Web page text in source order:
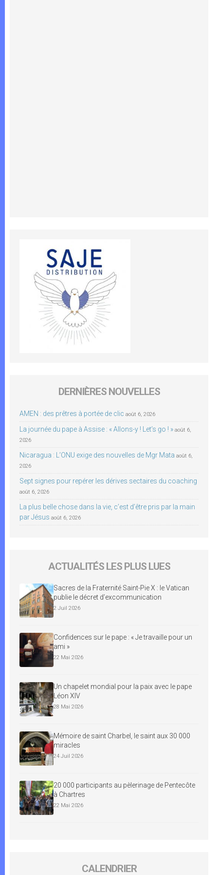
DERNIÈRES NOUVELLES
AMEN : des prêtres à portée de clic août 6, 2026
La journée du pape à Assise : « Allons-y ! Let’s go ! » août 6,
2026
Nicaragua : L’ONU exige des nouvelles de Mgr Mata août 6,
2026
Sept signes pour repérer les dérives sectaires du coaching
août 6, 2026
La plus belle chose dans la vie, c’est d’être pris par la main
par Jésus août 6, 2026
ACTUALITÉS LES PLUS LUES
Sacres de la Fraternité Saint-Pie X : le Vatican
publie le décret d’excommunication
2 Juil 2026
Confidences sur le pape : « Je travaille pour un
ami »
22 Mai 2026
Un chapelet mondial pour la paix avec le pape
Léon XIV
28 Mai 2026
Mémoire de saint Charbel, le saint aux 30 000
miracles
24 Juil 2026
20 000 participants au pèlerinage de Pentecôte
à Chartres
22 Mai 2026
CALENDRIER